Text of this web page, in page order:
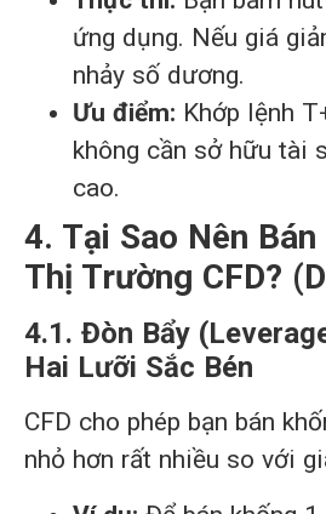
ứng dụng. Nếu giá
nhảy số dương.
Ưu điểm: Khớp lệnh
không cần sở hữu tài
cao.
4. Tại Sao Nên
Thị Trường CFD?
4.1. Đòn Bẩy
Hai Lưỡi Sắc Bén
CFD cho phép bạn bán
nhỏ hơn rất nhiều so với